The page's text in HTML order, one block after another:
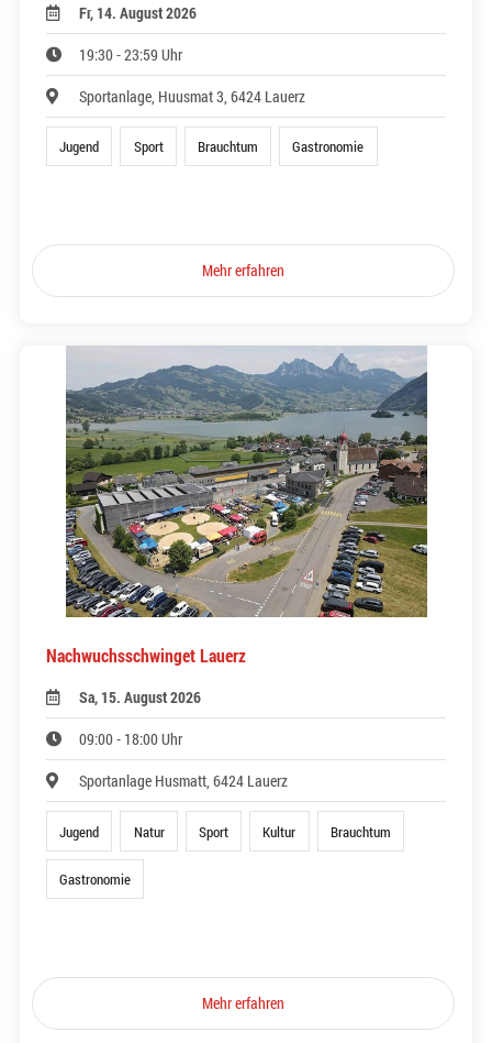
Fr, 14. August 2026
19:30 - 23:59 Uhr
Sportanlage, Huusmat 3, 6424 Lauerz
Jugend Sport Brauchtum Gastronomie
Mehr erfahren
Nachwuchsschwinget Lauerz
Sa, 15. August 2026
09:00 - 18:00 Uhr
Sportanlage Husmatt, 6424 Lauerz
Jugend Natur Sport Kultur Brauchtum
Gastronomie
Mehr erfahren